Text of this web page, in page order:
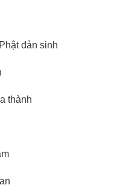
đản sinh
thành